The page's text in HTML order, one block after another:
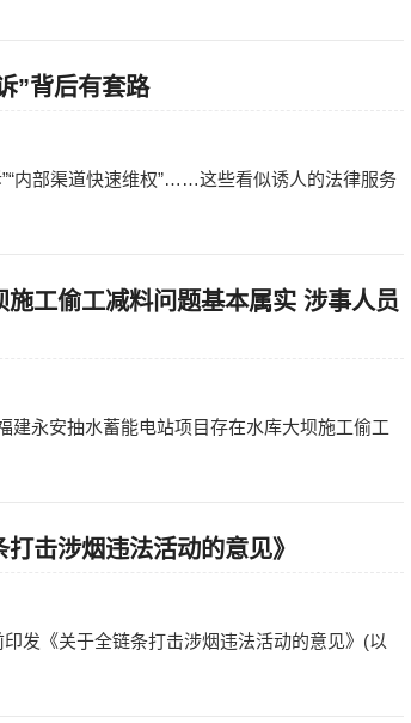
”背后有套路
内部渠道快速维权”……这些看似诱人的法律服务
工偷工减料问题基本属实 涉事人员
建永安抽水蓄能电站项目存在水库大坝施工偷工
击涉烟违法活动的意见》
发《关于全链条打击涉烟违法活动的意见》(以